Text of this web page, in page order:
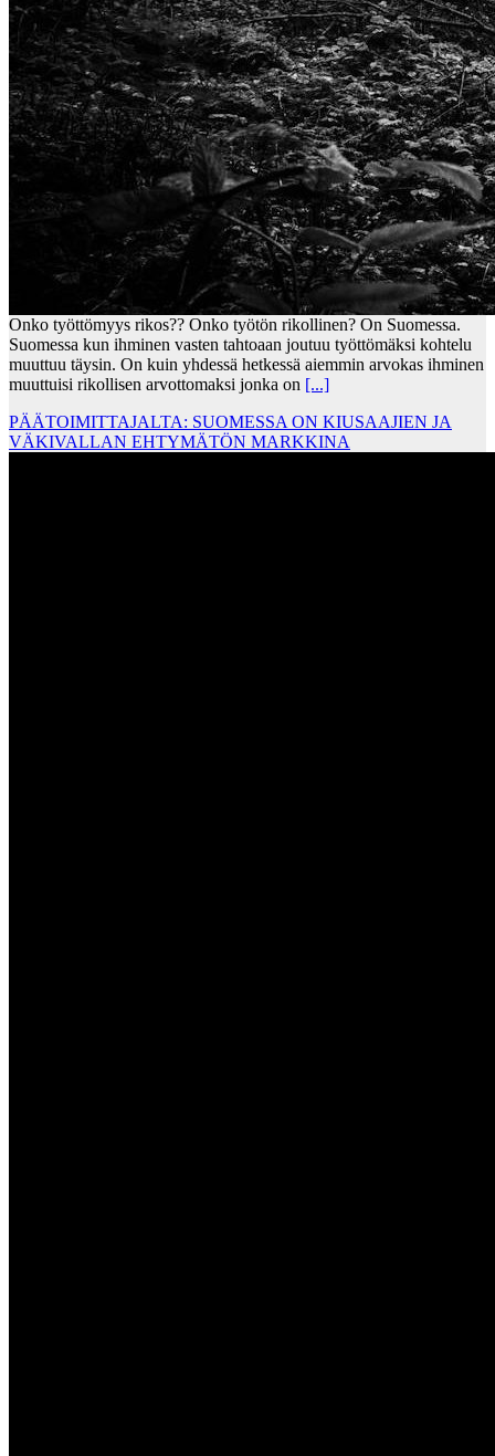
Onko työttömyys rikos?? Onko työtön rikollinen? On Suomessa.
Suomessa kun ihminen vasten tahtoaan joutuu työttömäksi kohtelu
muuttuu täysin. On kuin yhdessä hetkessä aiemmin arvokas ihminen
muuttuisi rikollisen arvottomaksi jonka on [...]
PÄÄTOIMITTAJALTA: SUOMESSA ON KIUSAAJIEN JA
VÄKIVALLAN EHTYMÄTÖN MARKKINA